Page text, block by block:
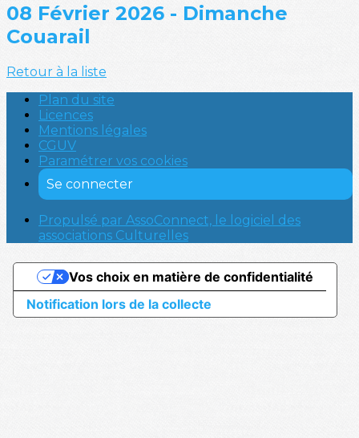
08 Février 2026 - Dimanche
Couarail
Retour à la liste
Plan du site
Licences
Mentions légales
CGUV
Paramétrer vos cookies
Se connecter
Propulsé par AssoConnect, le logiciel des
associations Culturelles
Notification lors de la collecte
Vos choix en matière de confidentialité